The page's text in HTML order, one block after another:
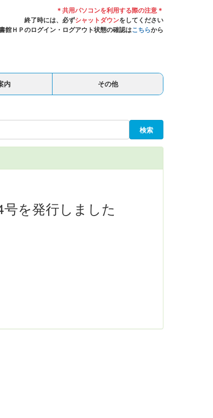
＊共用パソコンを利用する際の注意＊
終了時には、必ずシャットダウンをしてください
館ＨＰのログイン・ログアウト状態の確認はこちらから
内 その他
検索
号を発行しました